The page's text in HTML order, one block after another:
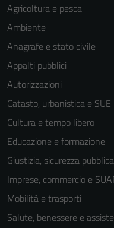
Agricoltura e pesca
Ambiente
Anagrafe e stato civile
Appalti pubblici
Autorizzazioni
Catasto, urbanistica e SUE
Cultura e tempo libero
Educazione e formazione
Giustizia, sicurezza
Imprese, commercio e
Mobilità e trasporti
Salute, benessere e